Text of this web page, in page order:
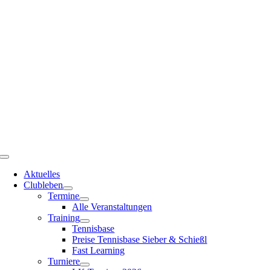
Toggle
NavigationAktuelles
Clubleben
Termine
Alle Veranstaltungen
Training
Tennisbase
Preise Tennisbase Sieber & Schießl
Fast Learning
Turniere